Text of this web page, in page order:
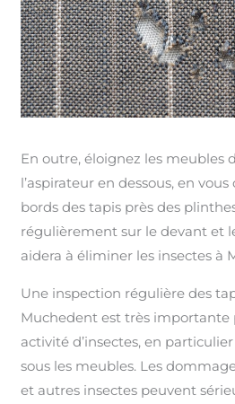
En outre, éloignez les meubles
l’aspirateur en dessous, en
bords des tapis près des
régulièrement sur le devant et
aidera à éliminer les insectes à
Une inspection régulière des
Muchedent est très importante
activité d’insectes, en
sous les meubles. Les
et autres insectes peuvent